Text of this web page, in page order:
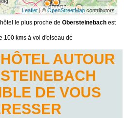
Leaflet| ©OpenStreetMapcontributors
le plus proche deObersteinebach est
100 kms à vol d'oiseau de
AUTOUR
DE VOUS